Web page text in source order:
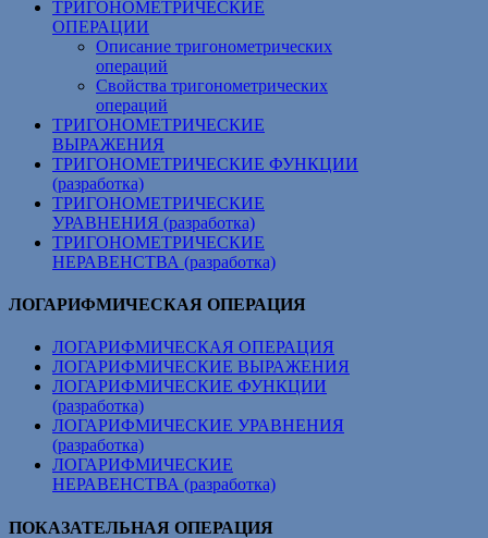
ТРИГОНОМЕТРИЧЕСКИЕ
ОПЕРАЦИИ
Описание тригонометрических
операций
Свойства тригонометрических
операций
ТРИГОНОМЕТРИЧЕСКИЕ
ВЫРАЖЕНИЯ
ТРИГОНОМЕТРИЧЕСКИЕ ФУНКЦИИ
(разработка)
ТРИГОНОМЕТРИЧЕСКИЕ
УРАВНЕНИЯ (разработка)
ТРИГОНОМЕТРИЧЕСКИЕ
НЕРАВЕНСТВА (разработка)
ЛОГАРИФМИЧЕСКАЯ ОПЕРАЦИЯ
ЛОГАРИФМИЧЕСКАЯ ОПЕРАЦИЯ
ЛОГАРИФМИЧЕСКИЕ ВЫРАЖЕНИЯ
ЛОГАРИФМИЧЕСКИЕ ФУНКЦИИ
(разработка)
ЛОГАРИФМИЧЕСКИЕ УРАВНЕНИЯ
(разработка)
ЛОГАРИФМИЧЕСКИЕ
НЕРАВЕНСТВА (разработка)
ПОКАЗАТЕЛЬНАЯ ОПЕРАЦИЯ